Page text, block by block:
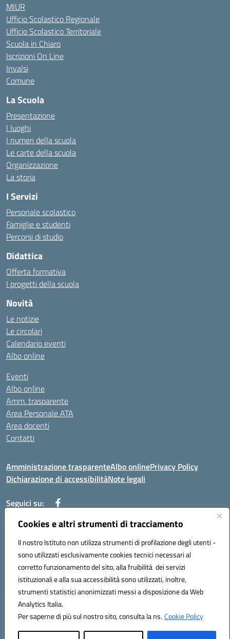
Cookies e altri strumenti di tracciamento
Il nostro Istituto non utilizza strumenti di profilazione degli utenti -
sono utilizzati esclusivamente cookies tecnici necessari al
corretto funzionamento del sito, alla fruibilità dei servizi
istituzionali e alla sua accessibilità sono utilizzati, inoltre,
strumenti statistici anonimizzati messi a disposizione da Web
Analytics Italia.
Per saperne di più sul nostro sito, consulta la ns.Cookie Policy
MIUR
Ufficio Scolastico Regionale
Ufficio Scolastico Territoriale
Scuola in Chiaro
Iscrizioni On Line
Invalsi
Comune
La Scuola
Presentazione
I luoghi
I numeri della scuola
Le carte della scuola
Organizzazione
La storia
I Servizi
Personale scolastico
Famiglie e studenti
Percorsi di studio
Didattica
Offerta formativa
I progetti della scuola
Novità
Le notizie
Le circolari
Calendario eventi
Albo online
Eventi
Albo online
Amm. trasparente
Area Personale ATA
Area docenti
Contatti
Amministrazione trasparenteAlbo onlinePrivacy Policy
Dichiarazione di accessibilitàNote legali
Seguici su:
Indirizzo: VIA BRECCIAME, 46 - 81024 MADDALONI (CE)
Mail: CEIC8AU001@istruzione.it - Pec: CEIC8AU001@pec.istruzione.it -
Telefono: 0823408721
Meccanografico: CEIC8AU001
Codice fiscale: 93086080616
Hosting & Powered by 3D Solution S.r.l.
Concept & Design by Designers Italia